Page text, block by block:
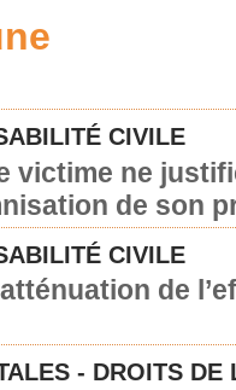
CIVILE
victime ne
de son
CIVILE
de
- DROITS DE